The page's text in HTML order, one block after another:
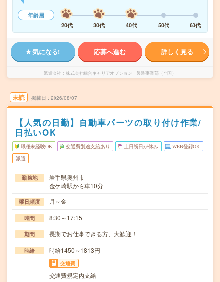
年齢層
20代
30代 40代 50代 60代
気になる! 応募へ進む 詳しく見る
派遣会社 株式会社綜合キャリアオプション 製造事業部（全国）
未読 掲載日 2026/08/07
【人気の日勤】自動車パーツの取り付け作業/
日払いOK
職種未経験OK 交通費別途支給あり 土日祝日が休み WEB登録OK
派遣
勤務地
岩手県奥州市
金ケ崎駅から車10分
曜日頻度 月～金
時間 8:30～17:15
期間 長期でお仕事できる方、大歓迎！
時給 時給1450～1813円
交通費
交通費規定内支給